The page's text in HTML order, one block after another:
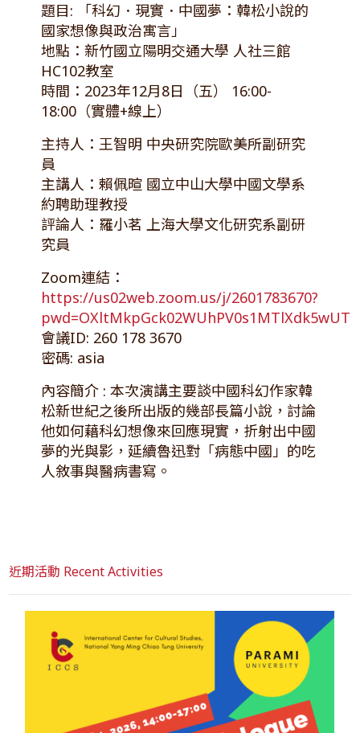
題目: 「科幻．現實．中國夢：韓松小說的
國家想像與政治寓言」
地點：新竹國立陽明交通大學 人社三館
HC102教室
時間：2023年12月8日（五） 16:00-
18:00（實體+線上）
主持人：王智明 中央研究院歐美所副研究
員
主講人：賴佩暄 國立中山大學中國文學系
約聘助理教授
評論人：羅小茗 上海大學文化研究系副研
究員
Zoom連結：
https://us02web.zoom.us/j/2601783670?
會議ID: 260 178 3670
密碼: asia
內容簡介 : 本次演講主要談中國科幻作家韓
松新世紀之後所出版的幾部長篇小說，討論
他如何藉科幻想像來回應現實，折射出中國
夢的光與影，延續魯迅對「病態中國」的吃
人敘事與醫病書寫。
近期活動 Recent Activities